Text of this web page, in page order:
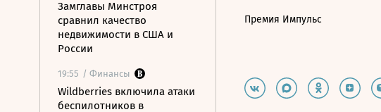
Замглавы Минстроя
сравнил качество
недвижимости в США и
России
19:55 / Финансы
Wildberries включила атаки
беспилотников в
Премия Импульс